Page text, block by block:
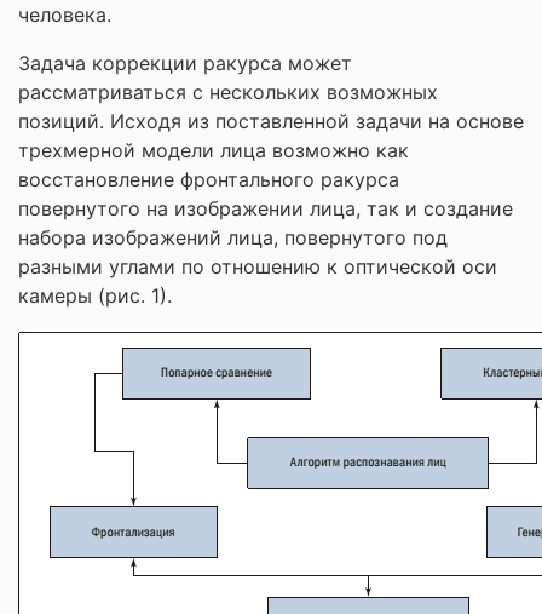
человека.
Задача коррекции ракурса может
рассматриваться с нескольких возможных
позиций. Исходя из поставленной задачи на основе
трехмерной модели лица возможно как
восстановление фронтального ракурса
повернутого на изображении лица, так и создание
набора изображений лица, повернутого под
разными углами по отношению к оптической оси
камеры (рис. 1).